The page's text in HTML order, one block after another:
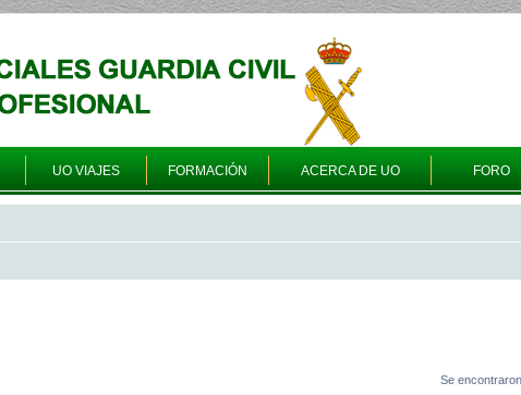
UO VIAJES FORMACIÓN ACERCA DE UO FORO
Se